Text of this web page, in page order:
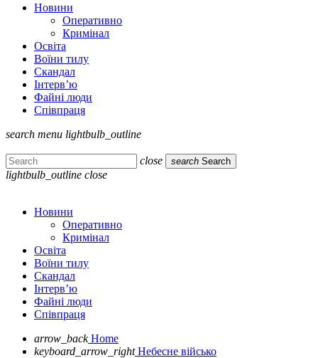
Новини
Оперативно
Кримінал
Освіта
Воїни тилу
Скандал
Інтерв’ю
Файні люди
Співпраця
search menu lightbulb_outline
close search Search
lightbulb_outline close
Новини
Оперативно
Кримінал
Освіта
Воїни тилу
Скандал
Інтерв’ю
Файні люди
Співпраця
arrow_back Home
keyboard_arrow_right Небесне військо